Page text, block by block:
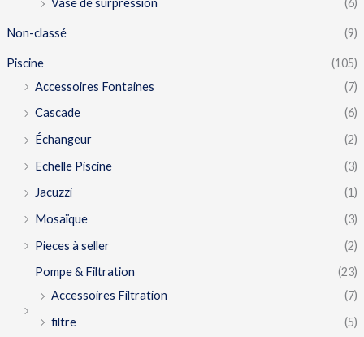
Vase de surpression
(6)
Non-classé (9)
Piscine
(105)
Accessoires Fontaines
(7)
Cascade
(6)
Échangeur
(2)
Echelle Piscine
(3)
Jacuzzi
(1)
Mosaïque
(3)
Pieces à seller
(2)
Pompe & Filtration
(23)
Accessoires Filtration
(7)
filtre
(5)